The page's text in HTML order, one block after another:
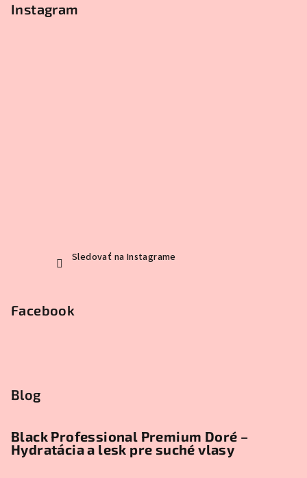
Instagram
Sledovať na Instagrame
Facebook
Blog
Black Professional Premium Doré –
Hydratácia a lesk pre suché vlasy